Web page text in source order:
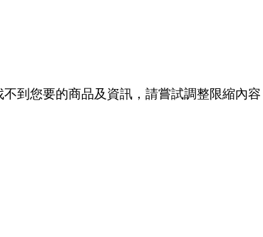
到您要的商品及資訊，請嘗試調整限縮內容